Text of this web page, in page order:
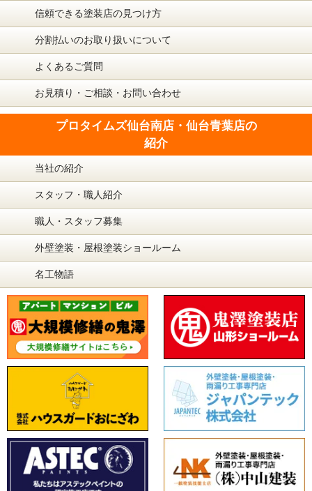
信頼できる塗装店の見つけ方
分割払いのお取り扱いについて
よくあるご質問
お見積り・ご相談・お問い合わせ
プロタイムズ仙台南店・仙台青葉店の
紹介
当社の紹介
スタッフ・職人紹介
職人・スタッフ募集
外壁塗装・屋根塗装ショールーム
名工物語